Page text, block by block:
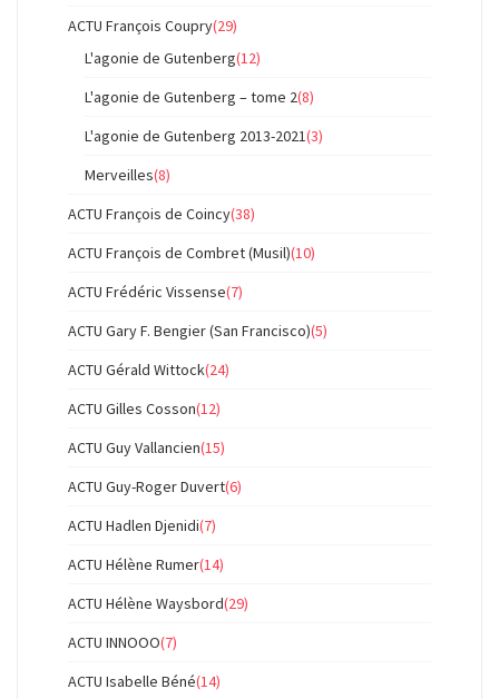
ACTU François Coupry(29)
L'agonie de Gutenberg(12)
L'agonie de Gutenberg – tome 2(8)
L'agonie de Gutenberg 2013-2021(3)
Merveilles(8)
ACTU François de Coincy(38)
ACTU François de Combret (Musil)(10)
ACTU Frédéric Vissense(7)
ACTU Gary F. Bengier (San Francisco)(5)
ACTU Gérald Wittock(24)
ACTU Gilles Cosson(12)
ACTU Guy Vallancien(15)
ACTU Guy-Roger Duvert(6)
ACTU Hadlen Djenidi(7)
ACTU Hélène Rumer(14)
ACTU Hélène Waysbord(29)
ACTU INNOOO(7)
ACTU Isabelle Béné(14)